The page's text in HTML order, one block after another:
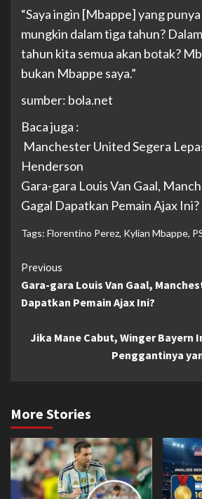
“Saya ingin [Mbappe] yang
mungkin dalam tiga tahun?
tahun kita semua akan botak?
bukan Mbappe saya.”
sumber: bola.net
Baca juga :
Manchester United Segera
Henderson
Gara-gara Louis Van Gaal,
Gagal Dapatkan Pemain Ajax Ini?
Tags: Florentino Perez, Kylian Mbappe,
Continue
Reading
Previous
Gara-gara Louis Van Gaal,
Dapatkan Pemain Ajax Ini?
Jika Mane Cabut, Winger Bayern
Penggantinya
More Stories